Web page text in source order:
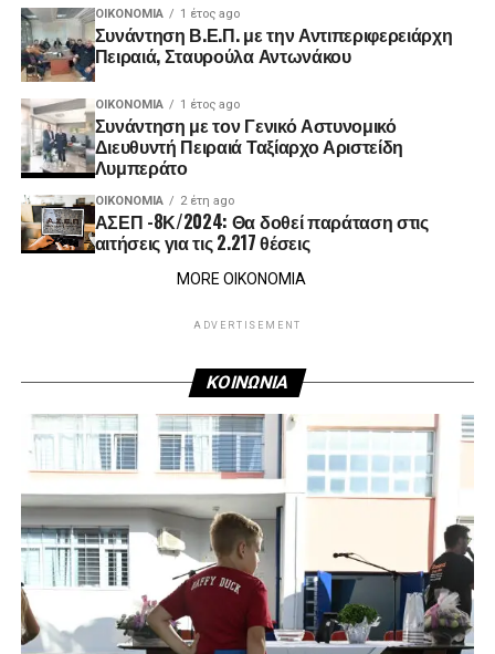
ΟΙΚΟΝΟΜΊΑ 1 έτος ago
Συνάντηση Β.Ε.Π. με την Αντιπεριφερειάρχη
Πειραιά, Σταυρούλα Αντωνάκου
ΟΙΚΟΝΟΜΊΑ 1 έτος ago
Συνάντηση με τον Γενικό Αστυνομικό
Διευθυντή Πειραιά Ταξίαρχο Αριστείδη
Λυμπεράτο
ΟΙΚΟΝΟΜΊΑ 2 έτη ago
ΑΣΕΠ -8Κ/2024: Θα δοθεί παράταση στις
αιτήσεις για τις 2.217 θέσεις
MORE ΟΙΚΟΝΟΜΙΑ
ADVERTISEMENT
ΚΟΙΝΩΝΙΑ